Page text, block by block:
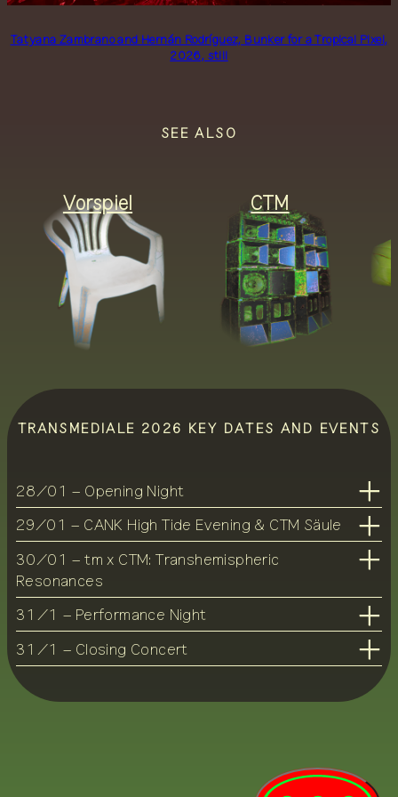
Tatyana Zambrano and Hernán Rodríguez, Bunker for a Tropical Pixel,
2026, still
SEE ALSO
Vorspiel CTM
TRANSMEDIALE 2026 KEY DATES AND EVENTS
28/01 – Opening Night
29/01 – CANK High Tide Evening & CTM Säule
30/01 – tm x CTM: Transhemispheric
Resonances
31/1 – Performance Night
31/1 – Closing Concert